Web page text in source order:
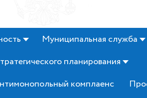
Муниципальная служба
планирования
комплаенс